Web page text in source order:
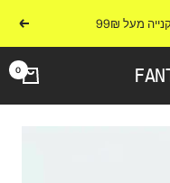
מעל 99₪ הבא
0